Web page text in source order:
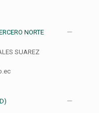
NORTE
SUAREZ